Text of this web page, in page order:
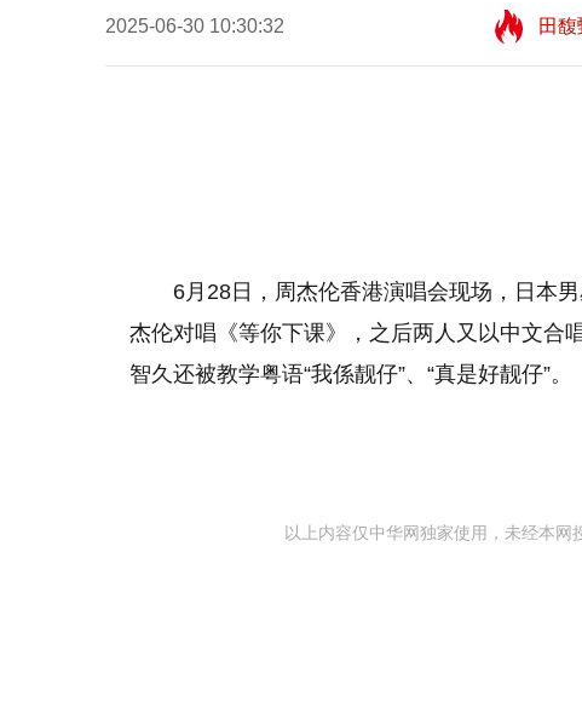
2025-06-30 10:30:32
望
田馥
6月28日，周杰伦香港演唱会现场，日本
杰伦对唱《等你下课》，之后两人又以中文合
智久还被教学粤语“我係靓仔”、“真是好靓仔”。
以上内容仅中华网独家使用，未经本网